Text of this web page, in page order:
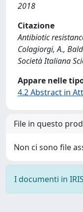
2018
Citazione
Antibiotic
Colagiorgi, A.,
Società Italiana
Appare nelle
4.2 Abstract in
File in questo
Non ci sono file
I documenti in